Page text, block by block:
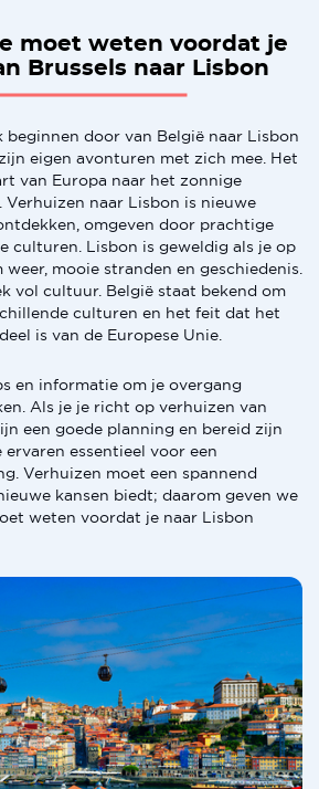
moet weten voordat je
Brussels naar Lisbon
beginnen door van België naar Lisbon
eigen avonturen met zich mee. Het
van Europa naar het zonnige
Verhuizen naar Lisbon is nieuwe
omgeven door prachtige
culturen. Lisbon is geweldig als je op
mooie stranden en geschiedenis.
vol cultuur. België staat bekend om
culturen en het feit dat het
is van de Europese Unie.
en informatie om je overgang
Als je je richt op verhuizen van
een goede planning en bereid zijn
essentieel voor een
Verhuizen moet een spannend
kansen biedt; daarom geven we
weten voordat je naar Lisbon